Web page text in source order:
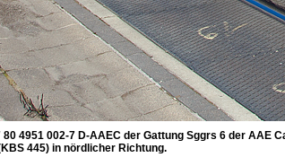
4951 002-7 D-AAEC der Gattung Sggrs 6 der AAE
445) in nördlicher Richtung.